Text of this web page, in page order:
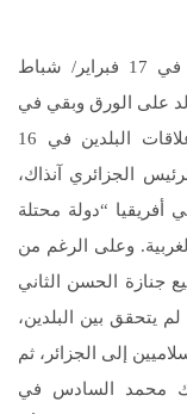
وشهدت قمة الدول المغاربية، في مراكش في 17 فبراير/ شباط
ولد على الورق وبقي في
حالة موت سريري، حين عاد التأزم إلى علاقات البلدين في 16
للرئيس الجزائري آنذاك،
أفريقيا “دولة محتلة
وعلى الرغم من
جنازة الحسن الثاني
1999، فإنّ تطبيعا لم يتحقق بين البلدين،
إلى الجزائر، ثم
محمد السادس في